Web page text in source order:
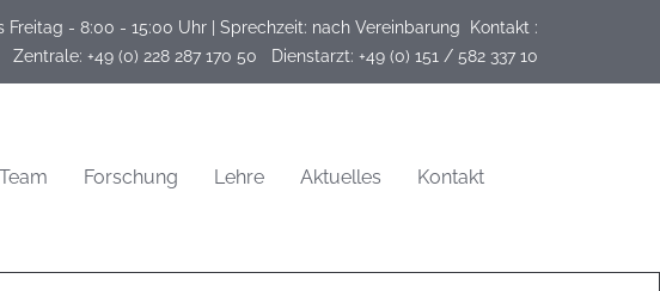
Freitag - 8:00 - 15:00 Uhr | Sprechzeit: nach Vereinbarung Kontakt :
Zentrale: +49 (0) 228 287 170 50   Dienstarzt: +49 (0) 151 / 582 337 10
Team Forschung Lehre Aktuelles Kontakt